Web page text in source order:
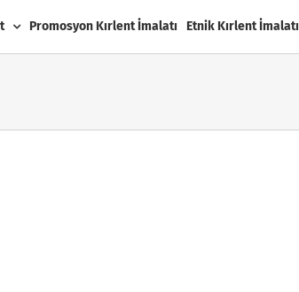
Promosyon Kırlent İmalatı Etnik Kırlent İmalatı